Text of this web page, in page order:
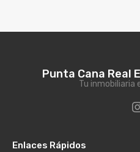
Punta Cana Real
Tu inmobiliaria
Enlaces Rápidos